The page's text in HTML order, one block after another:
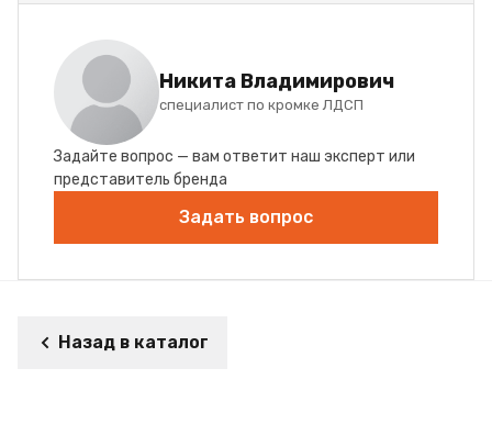
Никита Владимирович
специалист по кромке ЛДСП
Задайте вопрос — вам ответит наш эксперт или
представитель бренда
Задать вопрос
Назад в каталог